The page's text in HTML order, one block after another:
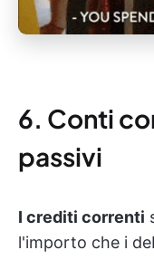
6. Conti
passivi
I crediti correnti
l'importo che i